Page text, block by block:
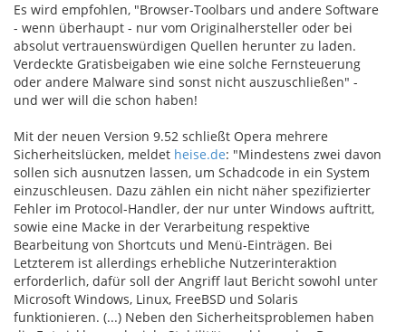
Es wird empfohlen, "Browser-Toolbars und andere Software
- wenn überhaupt - nur vom Originalhersteller oder bei
absolut vertrauenswürdigen Quellen herunter zu laden.
Verdeckte Gratisbeigaben wie eine solche Fernsteuerung
oder andere Malware sind sonst nicht auszuschließen" -
und wer will die schon haben!
Mit der neuen Version 9.52 schließt Opera mehrere
Sicherheitslücken, meldet heise.de: "Mindestens zwei davon
sollen sich ausnutzen lassen, um Schadcode in ein System
einzuschleusen. Dazu zählen ein nicht näher spezifizierter
Fehler im Protocol-Handler, der nur unter Windows auftritt,
sowie eine Macke in der Verarbeitung respektive
Bearbeitung von Shortcuts und Menü-Einträgen. Bei
Letzterem ist allerdings erhebliche Nutzerinteraktion
erforderlich, dafür soll der Angriff laut Bericht sowohl unter
Microsoft Windows, Linux, FreeBSD und Solaris
funktionieren. (...) Neben den Sicherheitsproblemen haben